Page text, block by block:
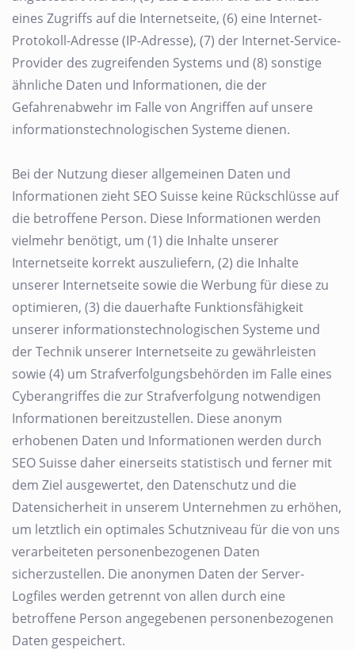
eines Zugriffs auf die Internetseite, (6) eine Internet-
Protokoll-Adresse (IP-Adresse), (7) der Internet-Service-
Provider des zugreifenden Systems und (8) sonstige
ähnliche Daten und Informationen, die der
Gefahrenabwehr im Falle von Angriffen auf unsere
informationstechnologischen Systeme dienen.
Bei der Nutzung dieser allgemeinen Daten und
Informationen zieht SEO Suisse keine Rückschlüsse auf
die betroffene Person. Diese Informationen werden
vielmehr benötigt, um (1) die Inhalte unserer
Internetseite korrekt auszuliefern, (2) die Inhalte
unserer Internetseite sowie die Werbung für diese zu
optimieren, (3) die dauerhafte Funktionsfähigkeit
unserer informationstechnologischen Systeme und
der Technik unserer Internetseite zu gewährleisten
sowie (4) um Strafverfolgungsbehörden im Falle eines
Cyberangriffes die zur Strafverfolgung notwendigen
Informationen bereitzustellen. Diese anonym
erhobenen Daten und Informationen werden durch
SEO Suisse daher einerseits statistisch und ferner mit
dem Ziel ausgewertet, den Datenschutz und die
Datensicherheit in unserem Unternehmen zu erhöhen,
um letztlich ein optimales Schutzniveau für die von uns
verarbeiteten personenbezogenen Daten
sicherzustellen. Die anonymen Daten der Server-
Logfiles werden getrennt von allen durch eine
betroffene Person angegebenen personenbezogenen
Daten gespeichert.